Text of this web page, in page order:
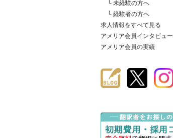
└ 未経験の方へ
└ 経験者の方へ
求人情報をすべて見る
アメリア会員インタビュー
アメリア会員の実績